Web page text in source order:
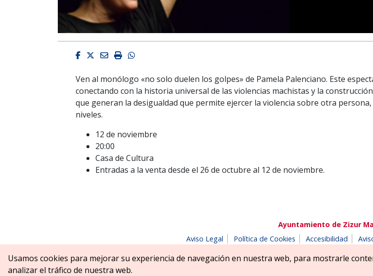
Facebook
Twitter
EmailImprimirWhatsapp
Ven al monólogo «no solo duelen los golpes» de Pamela Palenciano. Este
conectando con la historia universal de las violencias machistas y la
que generan la desigualdad que permite ejercer la violencia sobre otra
niveles.
12 de noviembre
20:00
Casa de Cultura
Entradas a la venta desde el 26 de octubre al 12 de noviembre.
Ayuntamiento de Zizur
Aviso Legal
Política de Cookies Accesibilidad
Parque Erreniega parkea, s/n | 31180 Zizur Mayor-Zizur Nagusia (NAVARRA-
Usamos cookies para mejorar su experiencia de navegación en nuestra web, para mostrarle
analizar el tráfico de nuestra web.